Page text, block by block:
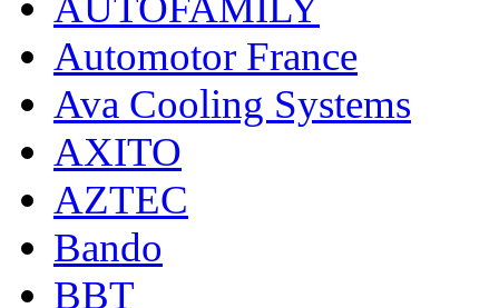
Automotor France
Ava Cooling Systems
AXITO
AZTEC
Bando
BBT